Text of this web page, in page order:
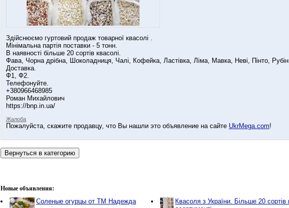
Здійснюємо гуртовий продаж товарної квасолі .
Мінімальна партія поставки - 5 тонн.
В наявності більше 20 сортів квасолі.
Фава, Чорна дрібна, Шоколадниця, Чалі, Кофейка, Ластівка, Ліма, Мавка, Неві, Пінто,
Доставка.
Ф1, Ф2.
Телефонуйте.
+380966468985
Роман Михайлович
https://bnp.in.ua/
Жалоба
Пожалуйста, скажите продавцу, что Вы нашли это объявление на сайте UkrMega.com!
Новые объявления:
Соленые огурцы от ТМ Надежда
Квасоля з України. Більше 20 сортів